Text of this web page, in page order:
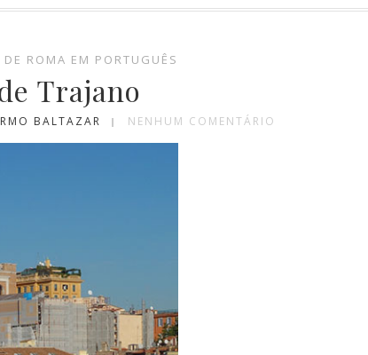
ROMA EM PORTUGUÊS
Trajano
BALTAZAR NENHUM COMENTÁRIO